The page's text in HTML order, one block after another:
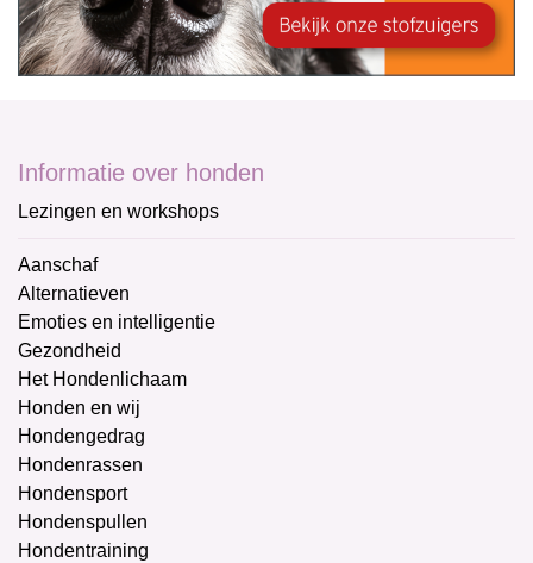
Informatie over honden
Lezingen en workshops
Aanschaf
Alternatieven
Emoties en intelligentie
Gezondheid
Het Hondenlichaam
Honden en wij
Hondengedrag
Hondenrassen
Hondensport
Hondenspullen
Hondentraining